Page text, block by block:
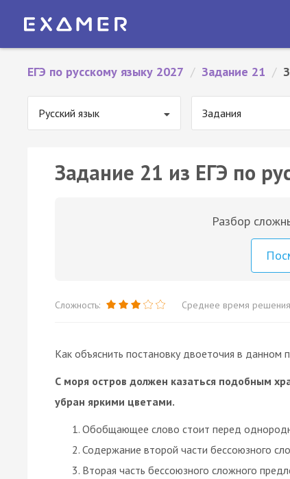
ЕГЭ по русскому языку 2027 / Задание 21 /
Русский язык Задания
Задание 21 из ЕГЭ по
Разбор
Сложность: Среднее время
Как объяснить постановку двоеточия в данном
С моря остров должен казаться подобным
убран яркими цветами.
Обобщающее слово стоит перед
Содержание второй части бессоюзного
Вторая часть бессоюзного сложного